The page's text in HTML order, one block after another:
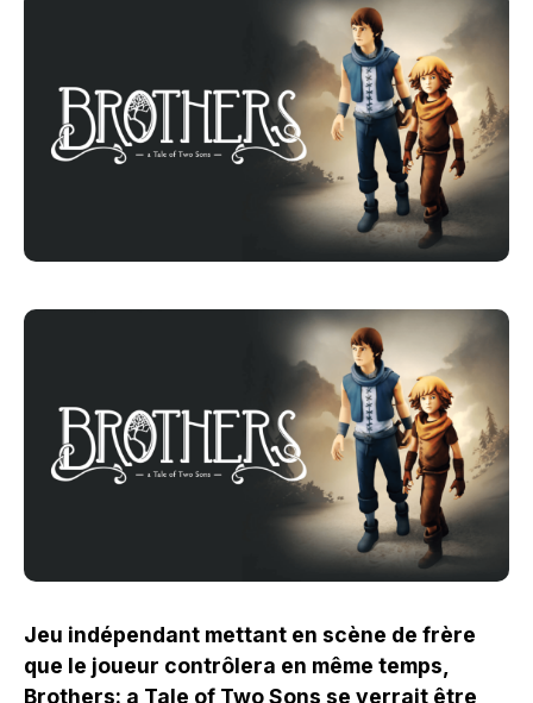
Jeu indépendant mettant en scène de frère
que le joueur contrôlera en même temps,
Brothers: a Tale of Two Sons se verrait être